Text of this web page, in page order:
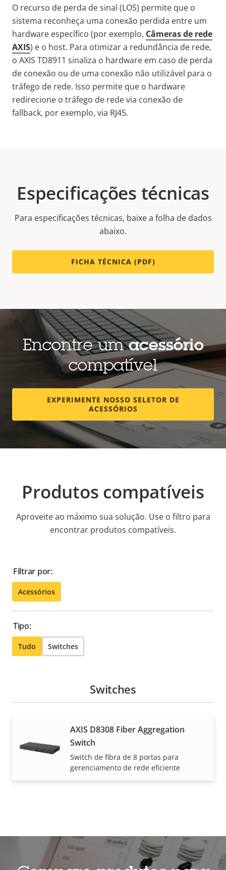
O recurso de perda de sinal (LOS) permite que o
sistema reconheça uma conexão perdida entre um
hardware específico (por exemplo, Câmeras de rede
AXIS) e o host. Para otimizar a redundância de rede,
o AXIS TD8911 sinaliza o hardware em caso de perda
de conexão ou de uma conexão não utilizável para o
tráfego de rede. Isso permite que o hardware
redirecione o tráfego de rede via conexão de
fallback, por exemplo, via RJ45.
Especificações técnicas
Para especificações técnicas, baixe a folha de dados
abaixo.
FICHA TÉCNICA (PDF)
Encontre umacessório
compatível
EXPERIMENTE NOSSO SELETOR DE
ACESSÓRIOS
Produtos compatíveis
Aproveite ao máximo sua solução. Use o filtro para
encontrar produtos compatíveis.
Filtrar por:
Acessórios
Tipo:
Tudo Switches
Switches
AXIS D8308 Fiber Aggregation
Switch
Switch de fibra de 8 portas para
gerenciamento de rede eficiente